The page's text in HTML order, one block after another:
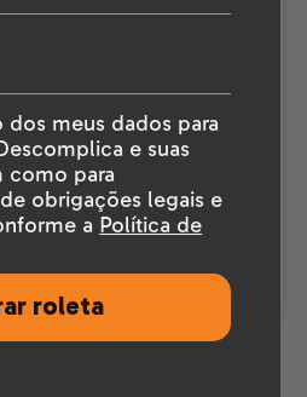
meus dados para
e suas
como para
obrigações legais e
a Política de
roleta
semanais
(Bio, Química,
de estudos
de Medicina
com psicóloga
personalizada
gratuito até 7 dias